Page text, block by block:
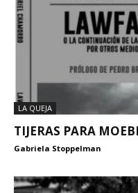
LA QUEJA
TIJERAS PARA
Gabriela Stoppelman